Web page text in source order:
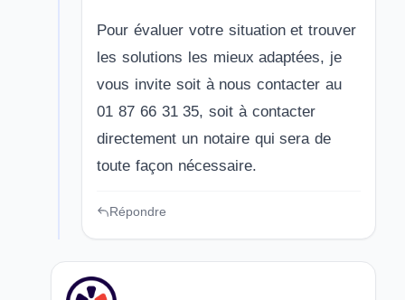
Pour évaluer votre situation et trouver
les solutions les mieux adaptées, je
vous invite soit à nous contacter au
01 87 66 31 35, soit à contacter
directement un notaire qui sera de
toute façon nécessaire.
Répondre